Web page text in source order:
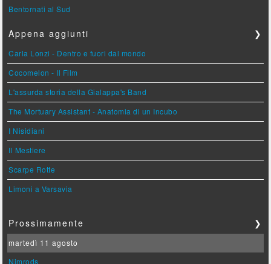
Bentornati al Sud
Appena aggiunti ❯
Carla Lonzi - Dentro e fuori dal mondo
Cocomelon - Il Film
L'assurda storia della Gialappa's Band
The Mortuary Assistant - Anatomia di un Incubo
I Nisidiani
Il Mestiere
Scarpe Rotte
Limoni a Varsavia
Prossimamente ❯
martedì 11 agosto
Nimrods